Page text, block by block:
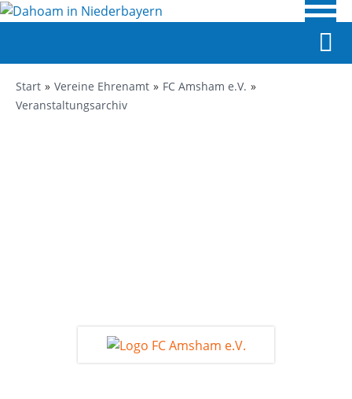
Start Vereine Ehrenamt
FC Amsham e.V.
Veranstaltungsarchiv